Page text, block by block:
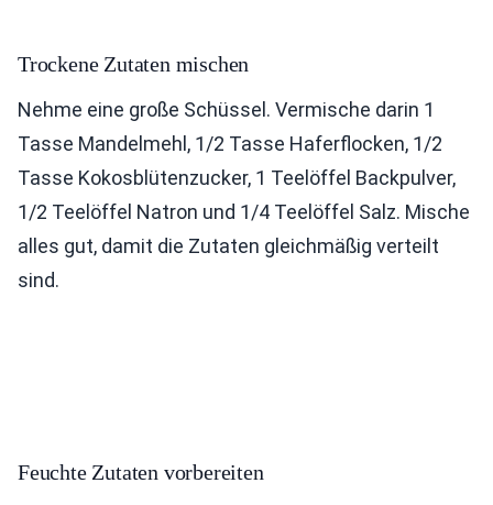
Trockene Zutaten mischen
Nehme eine große Schüssel. Vermische darin 1
Tasse Mandelmehl, 1/2 Tasse Haferflocken, 1/2
Tasse Kokosblütenzucker, 1 Teelöffel Backpulver,
1/2 Teelöffel Natron und 1/4 Teelöffel Salz. Mische
alles gut, damit die Zutaten gleichmäßig verteilt
sind.
Feuchte Zutaten vorbereiten